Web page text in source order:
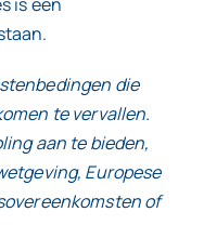
die
te vervallen.
aan te bieden,
Europese
of